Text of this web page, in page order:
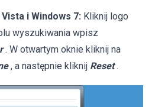
i Windows 7: Kliknij logo
wyszukiwania wpisz
. W otwartym oknie kliknij na
, a następnie kliknij Reset .